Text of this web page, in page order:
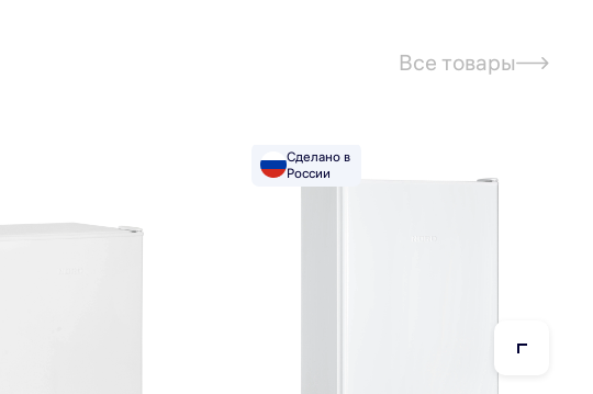
объемом 11 литров оборудовано откидной шторкой для
Все товары
Сделано в
России